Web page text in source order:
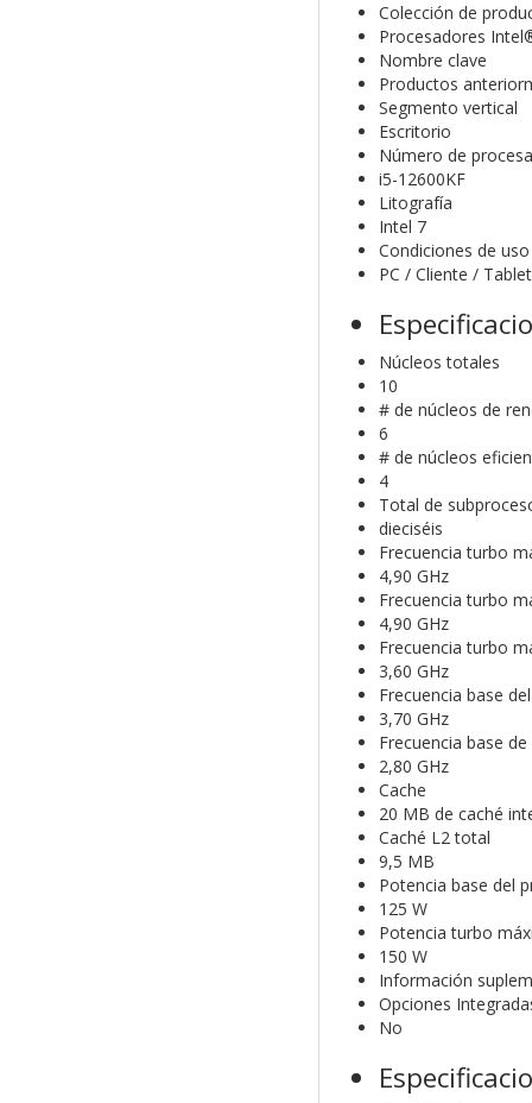
Colección de
Procesadores
Nombre clave
Productos
Segmento vertical
Escritorio
Número de
i5-12600KF
Litografía
Intel 7
Condiciones de uso
PC / Cliente /
Núcleos totales
10
# de núcleos de
6
# de núcleos
4
Total de
dieciséis
Frecuencia turbo
4,90 GHz
Frecuencia turbo
4,90 GHz
Frecuencia turbo
3,60 GHz
Frecuencia base
3,70 GHz
Frecuencia base
2,80 GHz
Cache
20 MB de caché
Caché L2 total
9,5 MB
Potencia base del
125 W
Potencia turbo
150 W
Información
Opciones
No